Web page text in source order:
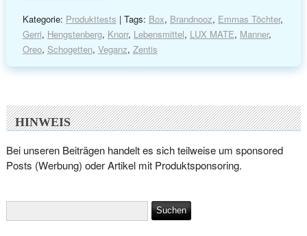
Kategorie: Produkttests | Tags: Box, Brandnooz, Emmas Töchter,
Gerri, Hengstenberg, Knorr, Lebensmittel, LUX MATE, Manner,
Oreo, Schogetten, Veganz, Zentis
HINWEIS
Bei unseren Beiträgen handelt es sich teilweise um sponsored
Posts (Werbung) oder Artikel mit Produktsponsoring.